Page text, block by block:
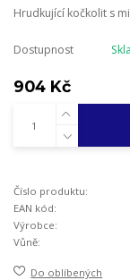
Hrudkující kočkolit s
Dostupnost
904 Kč
Číslo produktu:
EAN kód:
Výrobce:
Vůně:
Do oblíbených